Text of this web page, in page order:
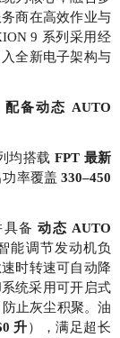
商在高效作业与
9 系列采用经
全新电子架构与
备动态 AUTO
均搭载FPT 最新
率覆盖 330–450
具备动态 AUTO
能调节发动机负
时转速可自动降
统采用可开启式
防止灰尘积聚。油
升），满足超长